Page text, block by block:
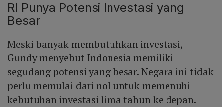
RI Punya Potensi Investasi yang
Besar
Meski banyak membutuhkan investasi,
Gundy menyebut Indonesia memiliki
segudang potensi yang besar. Negara ini tidak
perlu memulai dari nol untuk memenuhi
kebutuhan investasi lima tahun ke depan.